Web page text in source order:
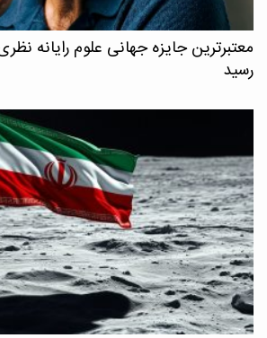
معتبرترین جایزه جهانی علوم رایانه
رسید